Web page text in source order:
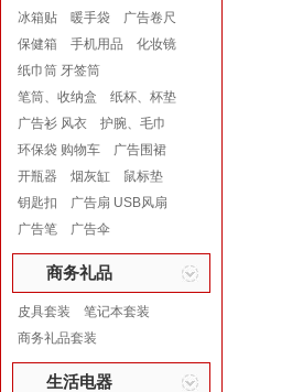
冰箱贴
暖手袋
广告卷尺
保健箱
手机用品
化妆镜
纸巾筒 牙签筒
笔筒、收纳盒
纸杯、杯垫
广告衫 风衣
护腕、毛巾
环保袋 购物车
广告围裙
开瓶器
烟灰缸
鼠标垫
钥匙扣
广告扇 USB风扇
广告笔
广告伞
商务礼品
皮具套装
笔记本套装
商务礼品套装
生活电器